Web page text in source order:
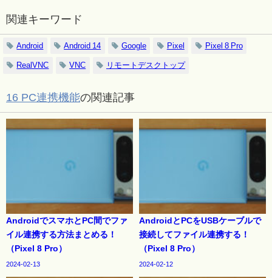
関連キーワード
Android Android 14 Google Pixel Pixel 8 Pro
RealVNC VNC リモートデスクトップ
16 PC連携機能の関連記事
AndroidでスマホとPC間でファ
イル連携する方法まとめる！
（Pixel 8 Pro）
2024-02-13
AndroidとPCをUSBケーブルで
接続してファイル連携する！
（Pixel 8 Pro）
2024-02-12